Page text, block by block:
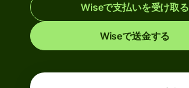
Wiseで支払いを受け取る
Wiseで送金する